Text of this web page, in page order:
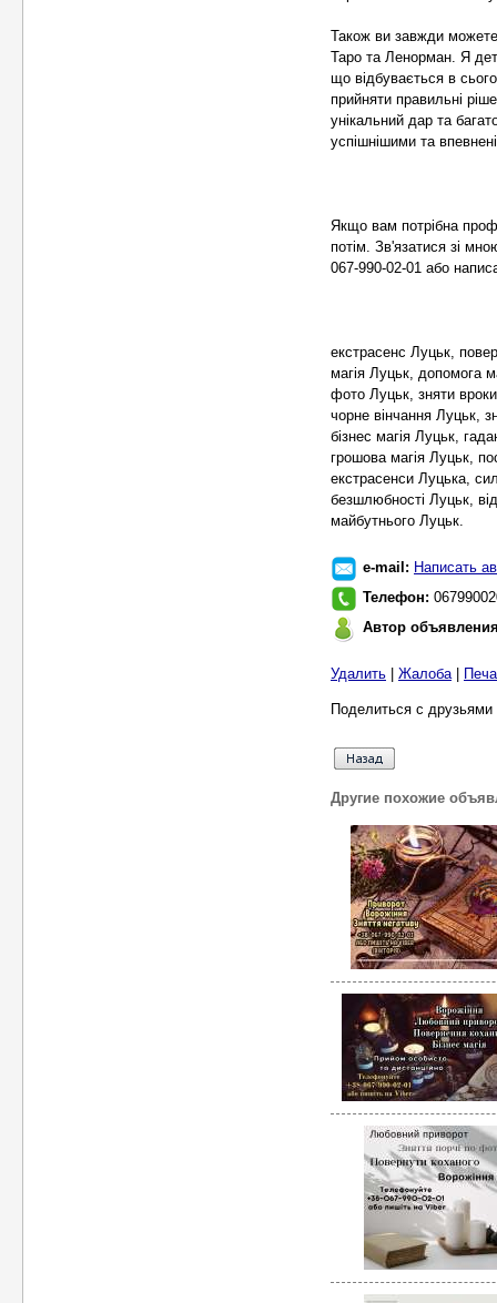
Також ви завжди
Таро та Ленорман. Я
що відбувається в
прийняти правильні
унікальний дар та
успішнішими та
Якщо вам потрібна
потім. Зв'язатися зі
067-990-02-01 або
екстрасенс Луцьк,
магія Луцьк, допомога
фото Луцьк, зняти
чорне вінчання Луцьк,
бізнес магія Луцьк,
грошова магія Луцьк,
екстрасенси Луцька,
безшлюбності Луцьк,
майбутнього Луцьк.
e-mail: Написать
Телефон:
Автор
Удалить Жалоба|
Поделиться с
Другие похожие